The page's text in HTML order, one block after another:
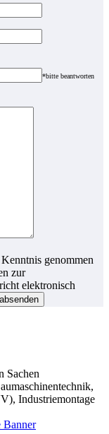
*bitte beantworten
genommen
zur
elektronisch
Sachen
Industriemontage
Banner